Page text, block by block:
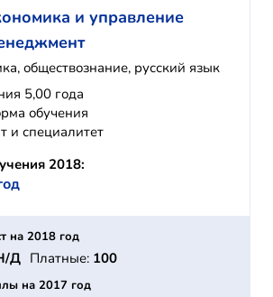
и управление
обществознание, русский язык
5,00 года
обучения
и специалитет
2018:
на 2018 год
Д Платные: 100
на 2017 год